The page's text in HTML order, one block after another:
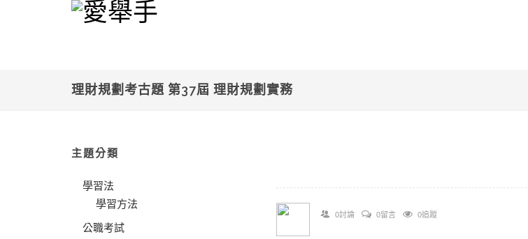
理財規劃考古題 第37屆 理財規劃實務
主題分類
學習法
學習方法
公職考試
0討論 0留言 0追蹤